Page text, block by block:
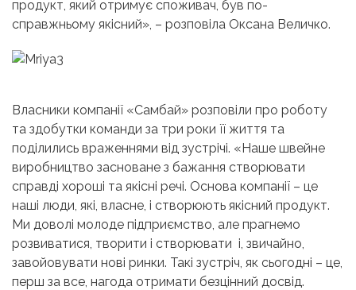
продукт, який отримує споживач, був по-
справжньому якісний», – розповіла Оксана Величко.
Власники компанії «Самбай» розповіли про роботу
та здобутки команди за три роки її життя та
поділились враженнями від зустрічі. «Наше швейне
виробництво засноване з бажання створювати
справді хороші та якісні речі. Основа компанії – це
наші люди, які, власне, і створюють якісний продукт.
Ми доволі молоде підприємство, але прагнемо
розвиватися, творити і створювати і, звичайно,
завойовувати нові ринки. Такі зустріч, як сьогодні – це,
перш за все, нагода отримати безцінний досвід.